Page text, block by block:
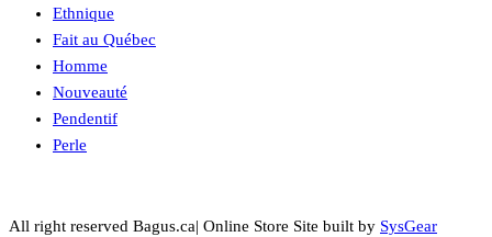
Ethnique
Fait au Québec
Homme
Nouveauté
Pendentif
Perle
All right reserved Bagus.ca| Online Store Site built by SysGear